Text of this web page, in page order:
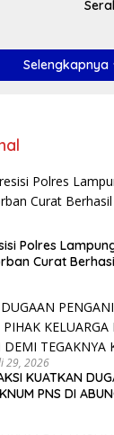
Selengkapnya
Polres
Curat
29, 2026
KUATKAN
PNS DI